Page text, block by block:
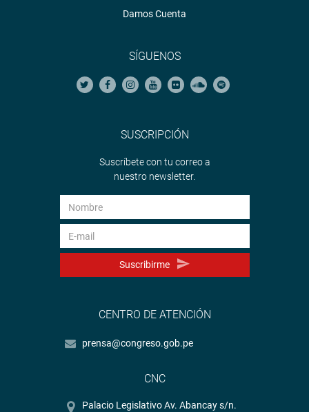
Damos Cuenta
SÍGUENOS
SUSCRIPCIÓN
Suscríbete con tu correo a
nuestro newsletter.
Suscribirme
CENTRO DE ATENCIÓN
prensa@congreso.gob.pe
CNC
Palacio Legislativo Av. Abancay s/n.